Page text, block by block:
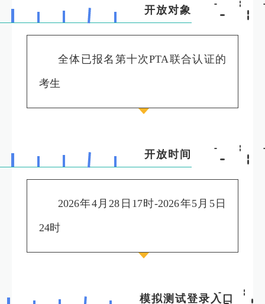
开放对象
全体已报名第十次PTA联合认证的
考生
开放时间
2026年4月28日17时-2026年5月5日
24时
模拟测试登录入口